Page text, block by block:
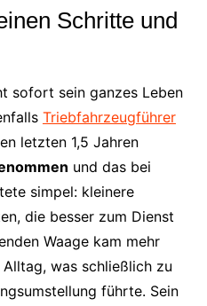
Schritte und
sofort sein ganzes Leben
Triebfahrzeugführer
letzten 1,5 Jahren
und das bei
simpel: kleinere
die besser zum Dienst
Waage kam mehr
was schließlich zu
führte. Sein